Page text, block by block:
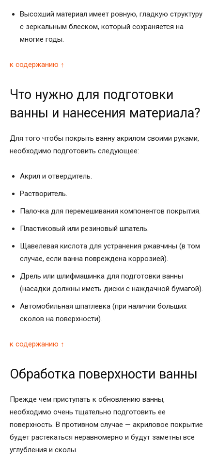
Высохший материал имеет ровную, гладкую структуру
с зеркальным блеском, который сохраняется на
многие годы.
к содержанию ↑
Что нужно для подготовки
ванны и нанесения материала?
Для того чтобы покрыть ванну акрилом своими руками,
необходимо подготовить следующее:
Акрил и отвердитель.
Растворитель.
Палочка для перемешивания компонентов покрытия.
Пластиковый или резиновый шпатель.
Щавелевая кислота для устранения ржавчины (в том
случае, если ванна повреждена коррозией).
Дрель или шлифмашинка для подготовки ванны
(насадки должны иметь диски с наждачной бумагой).
Автомобильная шпатлевка (при наличии больших
сколов на поверхности).
к содержанию ↑
Обработка поверхности ванны
Прежде чем приступать к обновлению ванны,
необходимо очень тщательно подготовить ее
поверхность. В противном случае — акриловое покрытие
будет растекаться неравномерно и будут заметны все
углубления и сколы.